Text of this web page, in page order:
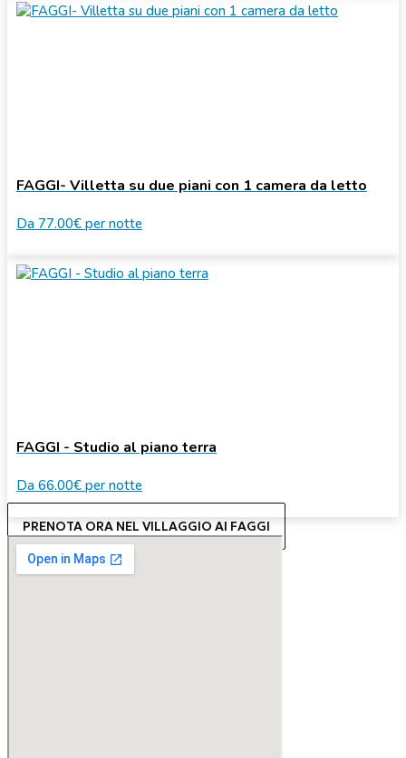
FAGGI- Villetta su due piani con 1 camera da letto
Da 77.00€ per notte
FAGGI - Studio al piano terra
Da 66.00€ per notte
PRENOTA ORA NEL VILLAGGIO AI FAGGI